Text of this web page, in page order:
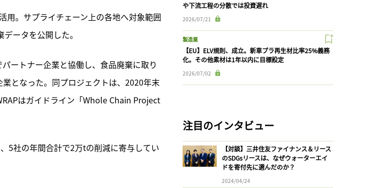
。サプライチェーン上の各地へ対象範囲
ータを公開した。
ートナー企業と協働し、食品廃棄に取り
となった。同プロジェクトは、2020年末
はガイドライン「Whole Chain Project
5社の年間合計で2万tの削減に寄与してい
や下流工程の分散では投資遅れ
2026/07/21
製造業
【EU】ELV規則、成立。新車プラ再生材比率25%義務
化。その他素材は1年以内に目標設定
2026/07/02
注目のインタビュー
【対談】三井住友ファイナンス＆リース
のSDGsリースは、なぜウォーターエイ
ドを寄付先に選んだのか？
2024/04/24